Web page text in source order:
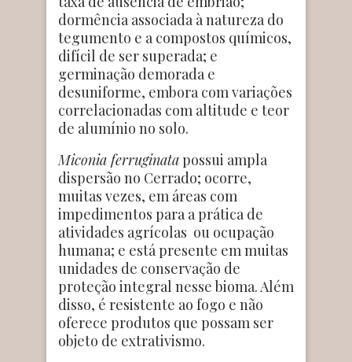
dormência associada à natureza do
tegumento e a compostos químicos,
difícil de ser superada; e
germinação demorada e
desuniforme, embora com variações
correlacionadas com altitude e teor
de alumínio no solo.
Miconia ferruginatapossui ampla
dispersão no Cerrado; ocorre,
muitas vezes, em áreas com
impedimentos para a prática de
atividades agrícolas ou ocupação
humana; e está presente em muitas
unidades de conservação de
proteção integral nesse bioma. Além
disso, é resistente ao fogo e não
oferece produtos que possam ser
objeto de extrativismo.